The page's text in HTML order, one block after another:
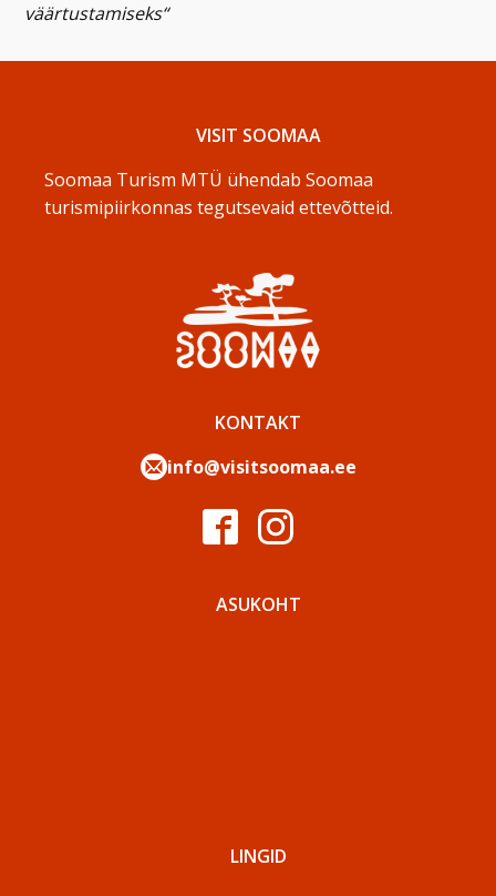
väärtustamiseks“
VISIT SOOMAA
Soomaa Turism MTÜ ühendab Soomaa
turismipiirkonnas tegutsevaid ettevõtteid.
KONTAKT
info@visitsoomaa.ee
ASUKOHT
LINGID